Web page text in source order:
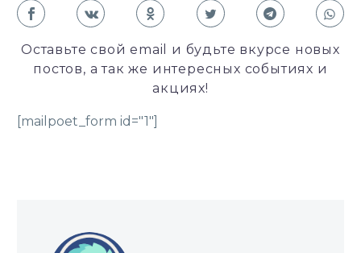
Оставьте свой email и будьте вкурсе новых
постов, а так же интересных событиях и
акциях!
[mailpoet_form id="1"]